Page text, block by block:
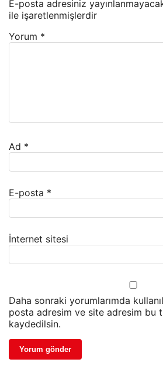
E-posta adresiniz
ile işaretlenmişlerdir
Yorum *
Ad *
E-posta *
İnternet sitesi
Daha sonraki yorumlarımda
posta adresim ve site adresim bu
kaydedilsin.